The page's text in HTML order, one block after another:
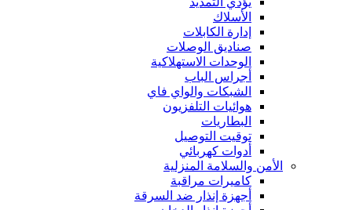
الأسلاك
إدارة الكابلات
صناديق الوصلات
الوحدات الاستهلاكية
أجراس الباب
الشبكات والواي فاي
هوائيات التلفزيون
البطاريات
توقيت التوصيل
أدوات كهربائي
الأمن والسلامة المنزلية
كاميرات مراقبة
أجهزة إنذار ضد السرقة